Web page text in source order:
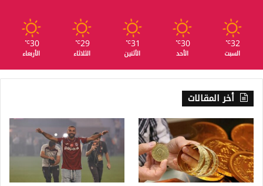
32
℃
السبت
30
℃
الأحد
31
℃
الأثنين
29
℃
الثلاثاء
30
℃
الأربعاء
أخر المقالات